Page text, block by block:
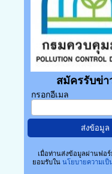
สมัครรับข่า
กรอกอีเมล
เมื่อท่านส่งข้อมูลผ่านฟอ
ยอมรับใน นโยบายความเ